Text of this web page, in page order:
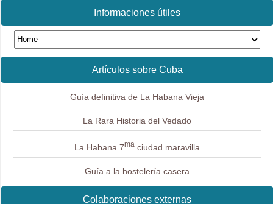
Informaciones útiles
Artículos sobre Cuba
Guía definitiva de La Habana Vieja
La Rara Historia del Vedado
La Habana 7maciudad maravilla
Guía a la hostelería casera
Colaboraciones externas